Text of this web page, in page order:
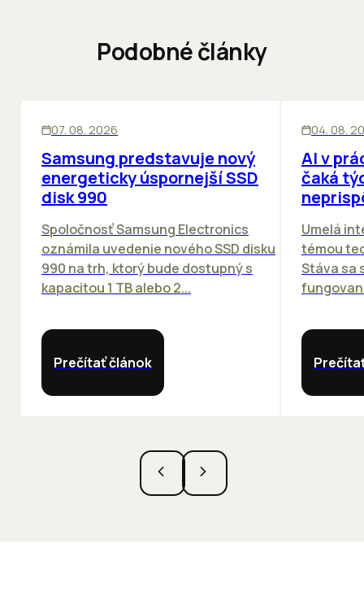
Podobné články
07. 08. 2026
Samsung predstavuje nový
energeticky úspornejší SSD
disk 990
Spoločnosť Samsung Electronics
oznámila uvedenie nového SSD disku
990 na trh, ktorý bude dostupný s
kapacitou 1 TB alebo 2...
Prečítať článok
04. 08.
AI v
čaká
Umelá
témou
Stáva sa